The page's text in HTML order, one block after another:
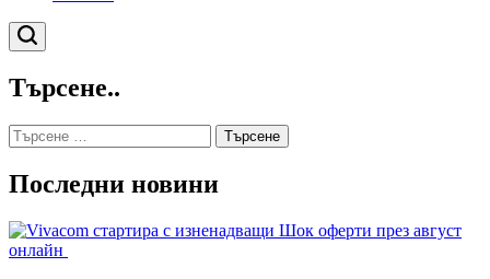
Търсене
Търсене..
Търсене
за:
Последни новини